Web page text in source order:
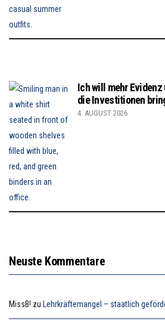
Ich will mehr Evidenz
die Investitionen
4. AUGUST 2026
Neuste Kommentare
MissB! zu Lehrkräftemangel – staatlich